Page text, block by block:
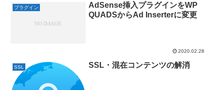
プラグイン
AdSense挿入プラグインをWP
QUADSからAd Inserterに変更
2020.02.28
SSL SSL・混在コンテンツの解消